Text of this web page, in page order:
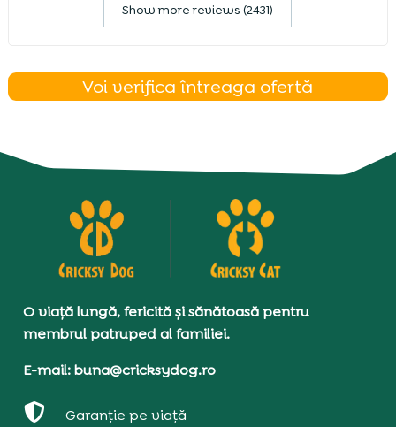
Show more reviews (2431)
Voi verifica întreaga ofertă
O viață lungă, fericită și sănătoasă pentru
membrul patruped al familiei.
E-mail: buna@cricksydog.ro
 Garanție pe viață